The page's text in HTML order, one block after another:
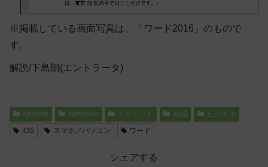
※掲載している画面写真は、「ワード2016」のもので
す。
解説/下島朗(エントラータ)
Android Windows ガジェット 知識
ビジネス
iOS
スマホ／パソコン ワード
シェアする